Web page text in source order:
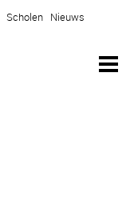
Scholen Nieuws